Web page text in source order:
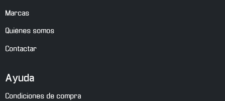
Marcas
Quiénes somos
Contactar
Ayuda
Condiciones de compra